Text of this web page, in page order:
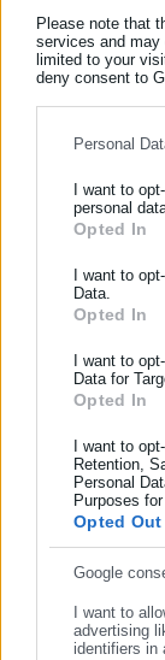
Please note that
services and may
limited to your
deny consent to
Personal
I want to
personal
Opted In
I want to
Data.
Opted In
I want to
Data for
Opted In
I want to
Retention,
Personal
Purposes
Opted Out
Google
I want to
advertising
identifiers in
Ευρωλίγκα:
Ήττα από
Όλα τα νέα
ΕΓΓΡΑΦΗ
Ενημερωθείτε
Αυτοδιοίκησης,
ασφάλισης αλλά
και όλο τον κόσμο!
Συμπλήρωσε όνομα
Συμπλήρωσε
Συμπλήρωσε email